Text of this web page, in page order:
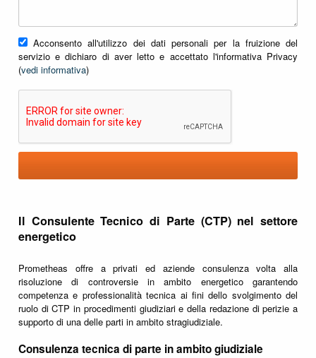
Acconsento all'utilizzo dei dati personali per la fruizione del
servizio e dichiaro di aver letto e accettato l'informativa Privacy
(vedi informativa)
Il Consulente Tecnico di Parte (CTP) nel settore
energetico
Prometheas offre a privati ed aziende consulenza volta alla
risoluzione di controversie in ambito energetico garantendo
competenza e professionalità tecnica ai fini dello svolgimento del
ruolo di CTP in procedimenti giudiziari e della redazione di perizie a
supporto di una delle parti in ambito stragiudiziale.
Consulenza tecnica di parte in ambito giudiziale